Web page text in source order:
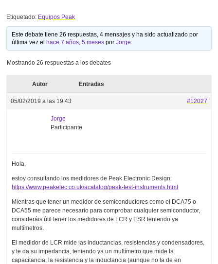
Etiquetado: Equipos Peak
Este debate tiene 26 respuestas, 4 mensajes y ha sido actualizado por
última vez el
hace 7 años, 5 mesespor Jorge.
Mostrando 26 respuestas a los debates
Autor Entradas
05/02/2019 a las 19:43 #12027
Jorge
Participante
Hola,
estoy consultando los medidores de Peak Electronic Design:
https://www.peakelec.co.uk/acatalog/peak-test-instruments.html
Mientras que tener un medidor de semiconductores como el DCA75 o
DCA55 me parece necesario para comprobar cualquier semiconductor,
consideráis útil tener los medidores de LCR y ESR teniendo ya
multímetros.
El medidor de LCR mide las inductancias, resistencias y condensadores,
y te da su impedancia, teniendo ya un multímetro que mide la
capacitancia, la resistencia y la inductancia (aunque no la de en